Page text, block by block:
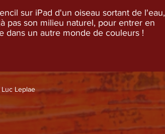
sur iPad d'un oiseau sortant de l'eau,
pas son milieu naturel, pour entrer en
dans un autre monde de couleurs !
Leplae